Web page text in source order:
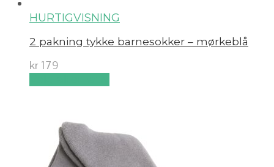
HURTIGVISNING
2 pakning tykke barnesokker – mørkeblå
kr 179